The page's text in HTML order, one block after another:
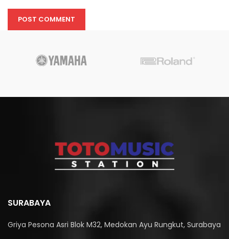
SURABAYA
Griya Pesona Asri Blok M32, Medokan Ayu Rungkut, Surabaya